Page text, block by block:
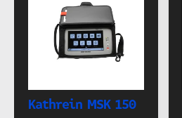
Kathrein MSK 150